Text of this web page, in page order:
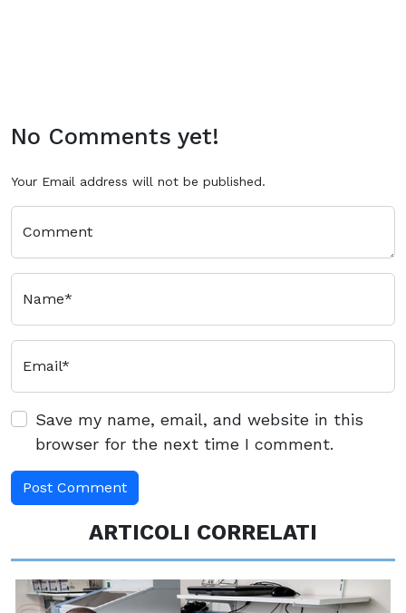
No Comments yet!
Your Email address will not be published.
Comment
Name*
Email*
Save my name, email, and website in this
browser for the next time I comment.
ARTICOLI CORRELATI